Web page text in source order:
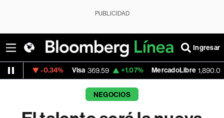
PUBLICIDAD
Ingresar
Visa 369.59 +1.07% MercadoLibre 1,890.05 -0.55%
NEGOCIOS